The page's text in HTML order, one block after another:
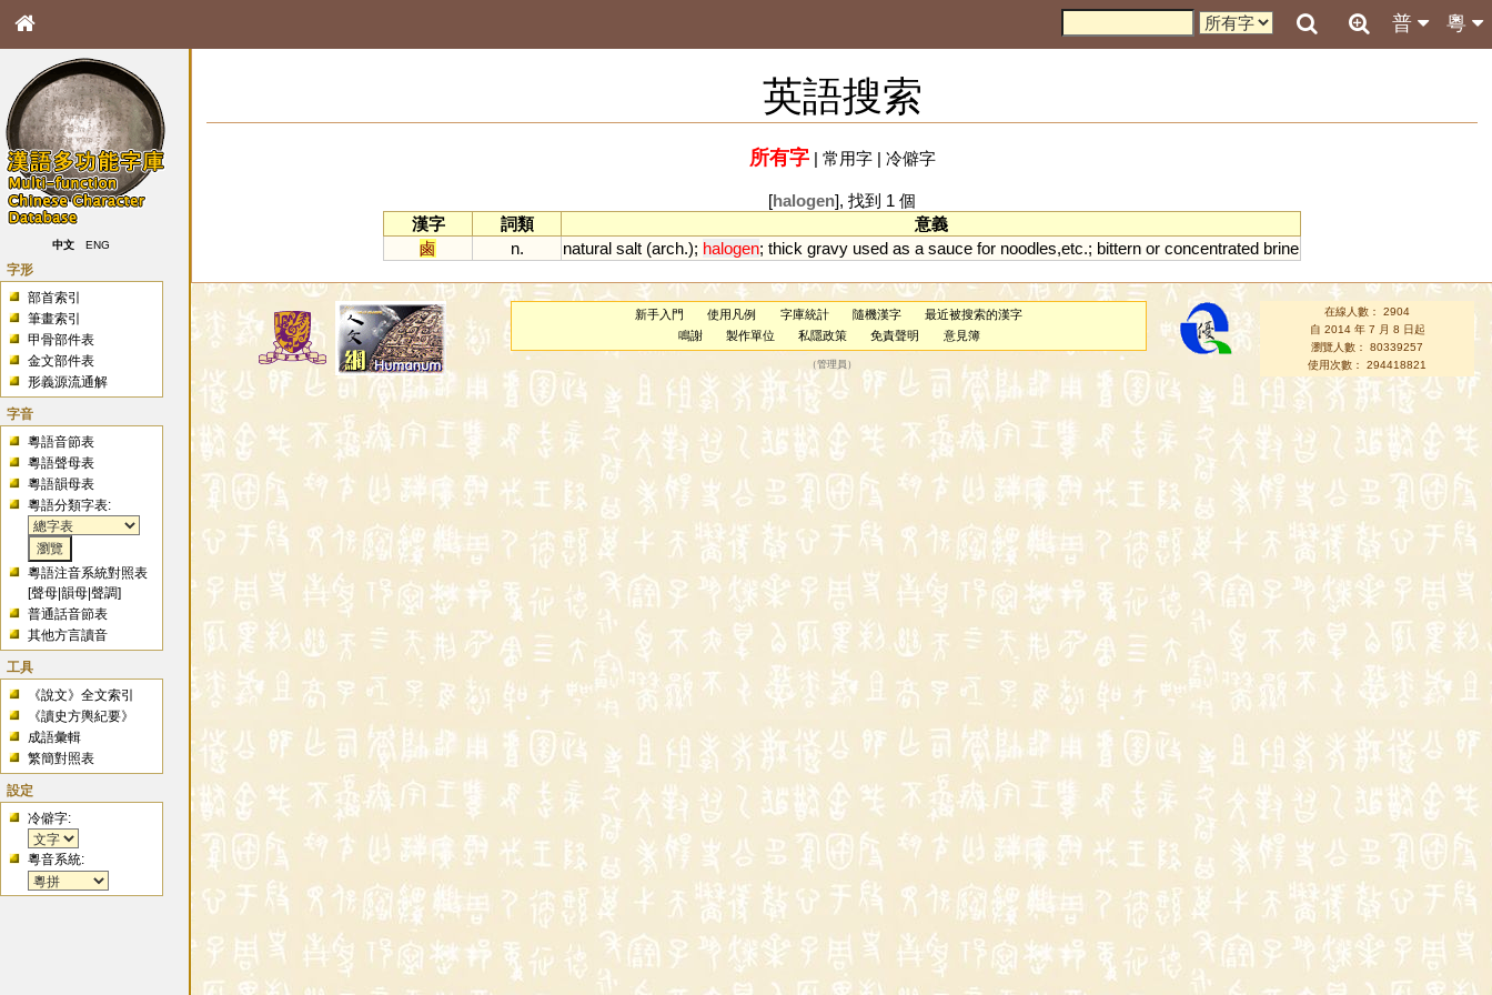
粵
普
中文 ENG
字形
部首索引
筆畫索引
甲骨部件表
金文部件表
形義源流通解
字音
粵語音節表
粵語聲母表
粵語韻母表
粵語分類字表:
粵語注音系統對照表
[聲母 |韻母 |聲調]
普通話音節表
其他方言讀音
工具
《說文》全文索引
《讀史方輿紀要》
成語彙輯
繁簡對照表
設定
冷僻字:
粵音系統:
英語搜索
所有字| 常用字| 冷僻字
[halogen], 找到 1 個
漢字
詞類
意義
鹵
n. natural salt (arch.); halogen; thick gravy used as a sauce for noodles,etc.; bittern or concentrated brine
新手入門 使用凡例 字庫統計 隨機漢字
最近被搜索的漢字
鳴謝
製作單位 私隱政策 免責聲明 意見簿
（管理員 ）
在線人數： 2904
自 2014 年 7 月 8 日起
瀏覽人數： 80339257
使用次數： 294418821